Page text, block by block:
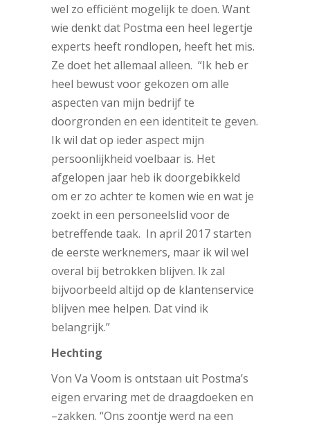
wel zo efficiënt mogelijk te doen. Want
wie denkt dat Postma een heel legertje
experts heeft rondlopen, heeft het mis.
Ze doet het allemaal alleen. “Ik heb er
heel bewust voor gekozen om alle
aspecten van mijn bedrijf te
doorgronden en een identiteit te geven.
Ik wil dat op ieder aspect mijn
persoonlijkheid voelbaar is. Het
afgelopen jaar heb ik doorgebikkeld
om er zo achter te komen wie en wat je
zoekt in een personeelslid voor de
betreffende taak. In april 2017 starten
de eerste werknemers, maar ik wil wel
overal bij betrokken blijven. Ik zal
bijvoorbeeld altijd op de klantenservice
blijven mee helpen. Dat vind ik
belangrijk.”
Hechting
Von Va Voom is ontstaan uit Postma’s
eigen ervaring met de draagdoeken en
–zakken. “Ons zoontje werd na een